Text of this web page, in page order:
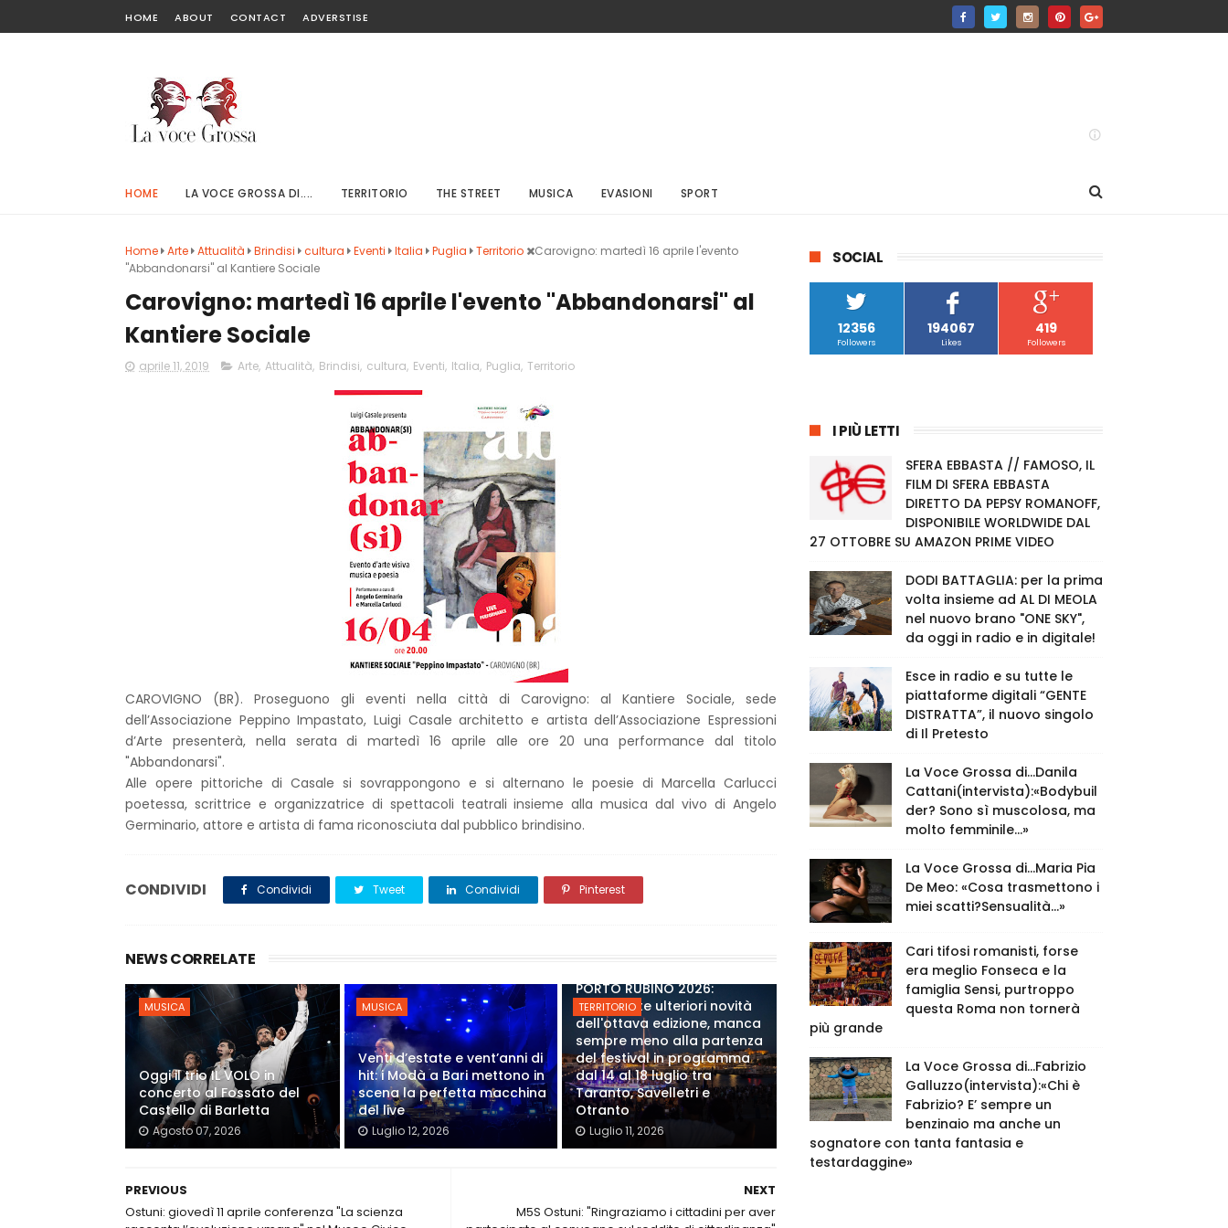
HOME ABOUT CONTACT ADVERSTISE
HOME LA VOCE GROSSA DI.... TERRITORIO THE STREET MUSICA EVASIONI SPORT
Home Arte Attualità Brindisi cultura Eventi Italia Puglia Territorio
Carovigno: martedì 16 aprile l'evento
"Abbandonarsi" al Kantiere Sociale
Carovigno: martedì 16 aprile l'evento "Abbandonarsi" al
Kantiere Sociale
aprile 11, 2019 Arte, Attualità, Brindisi, cultura, Eventi, Italia, Puglia, Territorio
CAROVIGNO (BR). Proseguono gli eventi nella città di Carovigno: al Kantiere Sociale, sede
dell’Associazione Peppino Impastato, Luigi Casale architetto e artista dell’Associazione Espressioni
d’Arte presenterà, nella serata di martedì 16 aprile alle ore 20 una performance dal titolo
"Abbandonarsi".
Alle opere pittoriche di Casale si sovrappongono e si alternano le poesie di Marcella Carlucci
poetessa, scrittrice e organizzatrice di spettacoli teatrali insieme alla musica dal vivo di Angelo
Germinario, attore e artista di fama riconosciuta dal pubblico brindisino.
CONDIVIDI Condividi Tweet Condividi Pinterest
NEWS CORRELATE
MUSICA
Oggi il trio IL VOLO in
concerto al Fossato del
Castello di Barletta
Agosto 07, 2026
MUSICA
Venti d’estate e vent’anni di
hit: i Modà a Bari mettono in
scena la perfetta macchina
del live
Luglio 12, 2026
TERRITORIO
PORTO RUBINO 2026:
Annunciate ulteriori novità
dell'ottava edizione, manca
sempre meno alla partenza
del festival in programma
dal 14 al 18 luglio tra
Taranto, Savelletri e
Otranto
Luglio 11, 2026
NEXT
M5S Ostuni: "Ringraziamo i cittadini per aver
PREVIOUS
Ostuni: giovedì 11 aprile conferenza "La scienza
SOCIAL
12356
Followers
194067
Likes
419
Followers
I PIÙ LETTI
SFERA EBBASTA // FAMOSO, IL
FILM DI SFERA EBBASTA
DIRETTO DA PEPSY ROMANOFF,
DISPONIBILE WORLDWIDE DAL
27 OTTOBRE SU AMAZON PRIME VIDEO
DODI BATTAGLIA: per la prima
volta insieme ad AL DI MEOLA
nel nuovo brano "ONE SKY",
da oggi in radio e in digitale!
Esce in radio e su tutte le
piattaforme digitali “GENTE
DISTRATTA”, il nuovo singolo
di Il Pretesto
La Voce Grossa di…Danila
Cattani(intervista):«Bodybuil
der? Sono sì muscolosa, ma
molto femminile…»
La Voce Grossa di…Maria Pia
De Meo: «Cosa trasmettono i
miei scatti?Sensualità…»
Cari tifosi romanisti, forse
era meglio Fonseca e la
famiglia Sensi, purtroppo
questa Roma non tornerà
più grande
La Voce Grossa di…Fabrizio
Galluzzo(intervista):«Chi è
Fabrizio? E’ sempre un
benzinaio ma anche un
sognatore con tanta fantasia e
testardaggine»